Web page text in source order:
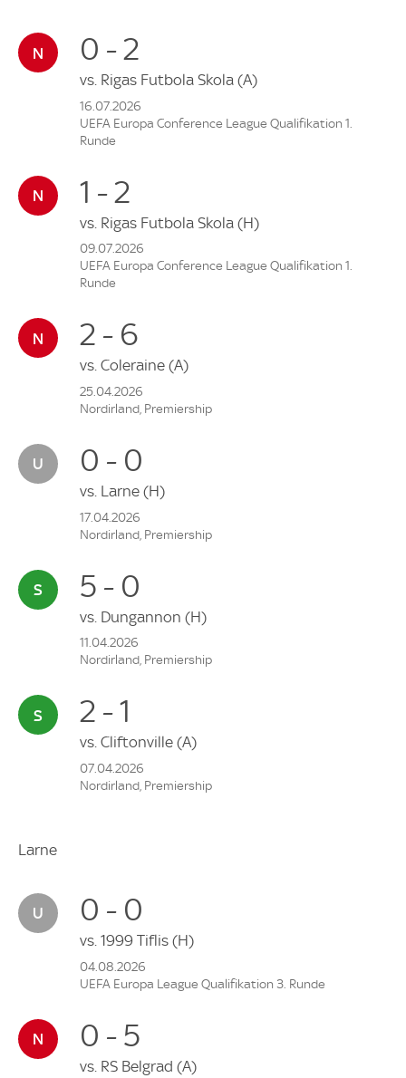
0 - 2
vs. Rigas Futbola Skola (A)
16.07.2026
UEFA Europa Conference League Qualifikation 1.
Runde
1 - 2
vs. Rigas Futbola Skola (H)
09.07.2026
UEFA Europa Conference League Qualifikation 1.
Runde
2 - 6
vs. Coleraine (A)
25.04.2026
Nordirland, Premiership
0 - 0
vs. Larne (H)
17.04.2026
Nordirland, Premiership
5 - 0
vs. Dungannon (H)
11.04.2026
Nordirland, Premiership
2 - 1
vs. Cliftonville (A)
07.04.2026
Nordirland, Premiership
Larne
0 - 0
vs. 1999 Tiflis (H)
04.08.2026
UEFA Europa League Qualifikation 3. Runde
0 - 5
vs. RS Belgrad (A)